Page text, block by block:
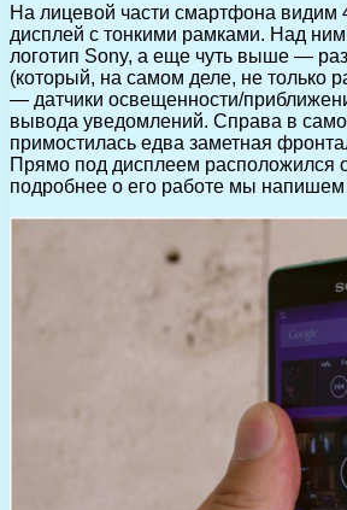
На лицевой части смартфона
дисплей с тонкими рамками. Над
логотип Sony, а еще чуть выше —
(который, на самом деле, не только
— датчики освещенности/
вывода уведомлений. Справа в
примостилась едва заметная
Прямо под дисплеем расположился
подробнее о его работе мы